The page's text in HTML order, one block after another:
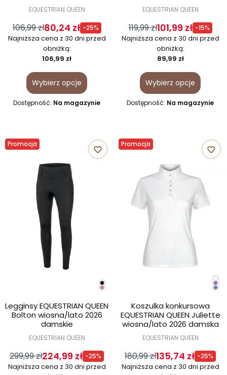
EQUESTRIAN QUEEN
106,99 zł80,24 zł -25%
Najniższa cena z 30 dni przed
obniżką:
106,99 zł
Wybierz opcje
Dostępność: Na magazynie
EQUESTRIAN QUEEN
119,99 zł101,99 zł -15%
Najniższa cena z 30 dni przed
obniżką:
89,99 zł
Wybierz opcje
Dostępność: Na magazynie
Promocja
favorite_border
Legginsy EQUESTRIAN QUEEN
Bolton wiosna/lato 2026
damskie
EQUESTRIAN QUEEN
299,99 zł224,99 zł -25%
Najniższa cena z 30 dni przed
Promocja
favorite_border
Koszulka konkursowa
EQUESTRIAN QUEEN Juliette
wiosna/lato 2026 damska
EQUESTRIAN QUEEN
180,99 zł135,74 zł -25%
Najniższa cena z 30 dni przed